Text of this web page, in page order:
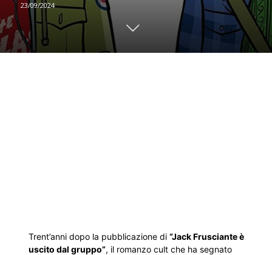
23/09/2024
Trent’anni dopo la pubblicazione di “Jack Frusciante è
uscito dal gruppo”, il romanzo cult che ha segnato